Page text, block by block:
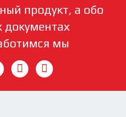
продукт, а обо
документах
мы